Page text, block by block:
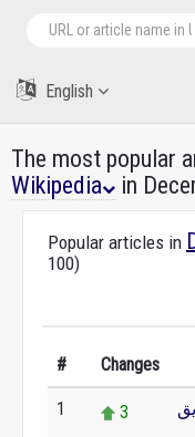
English
The most popular
Wikipedia
in
Popular articles in
100)
# Changes
1 3